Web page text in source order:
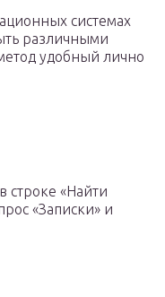
системах
различными
удобный лично
строке «Найти
«Записки» и